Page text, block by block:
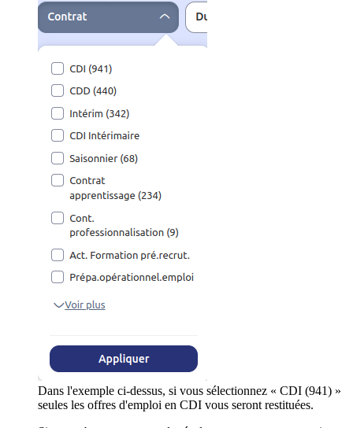
Dans l'exemple ci-dessus, si vous sélectionnez « CDI (941) »
seules les offres d'emploi en CDI vous seront restituées.